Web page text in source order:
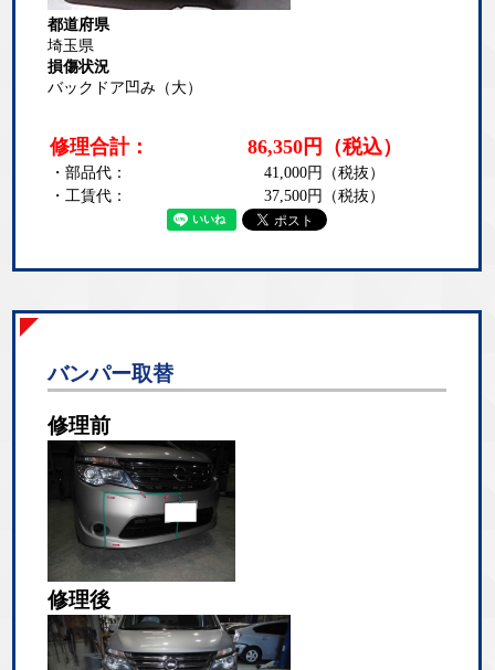
都道府県
埼玉県
損傷状況
バックドア凹み（大）
修理合計： 86,350円 （税込）
・部品代： 41,000円（税抜）
・工賃代：
37,500円（税抜）
バンパー取替
修理前
修理後